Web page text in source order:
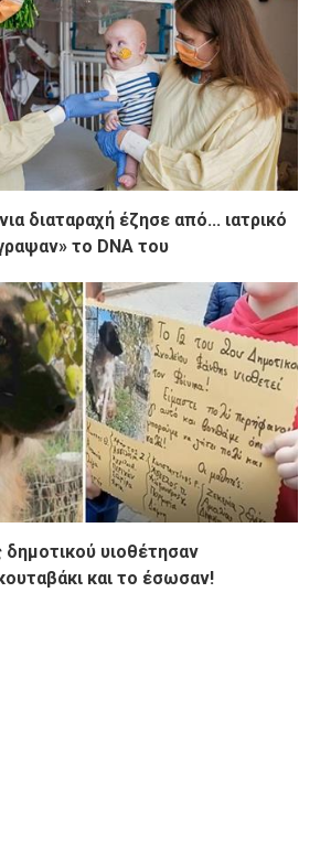
διαταραχή έζησε από... ιατρικό
το DNA του
υιοθέτησαν
και το έσωσαν!